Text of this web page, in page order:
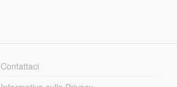
Contattaci